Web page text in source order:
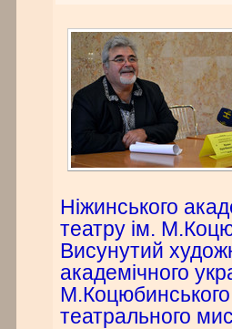
Ніжинського
театру ім.
Висунутий
академічного
театрального